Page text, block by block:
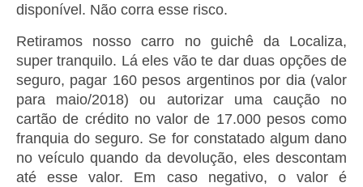
disponível. Não corra esse risco.
Retiramos nosso carro no guichê da Localiza,
super tranquilo. Lá eles vão te dar duas opções de
seguro, pagar 160 pesos argentinos por dia (valor
para maio/2018) ou autorizar uma caução no
cartão de crédito no valor de 17.000 pesos como
franquia do seguro. Se for constatado algum dano
no veículo quando da devolução, eles descontam
até esse valor. Em caso negativo, o valor é